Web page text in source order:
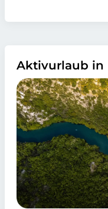
Aktivurlaub in